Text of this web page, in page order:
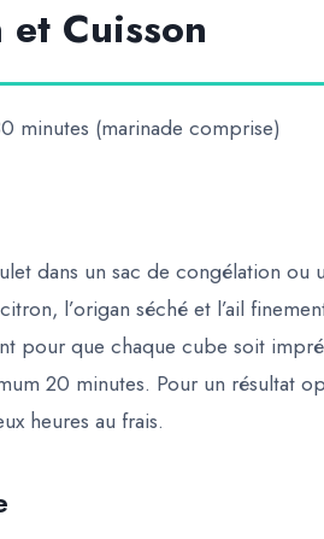
Cuisson
minutes (marinade comprise)
dans un sac de congélation ou
l’origan séché et l’ail
pour que chaque cube soit
20 minutes. Pour un résultat
heures au frais.